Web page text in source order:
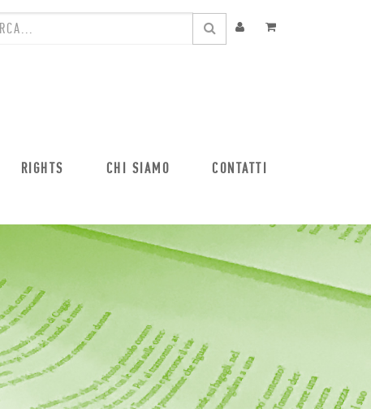
RIGHTS CHI SIAMO CONTATTI